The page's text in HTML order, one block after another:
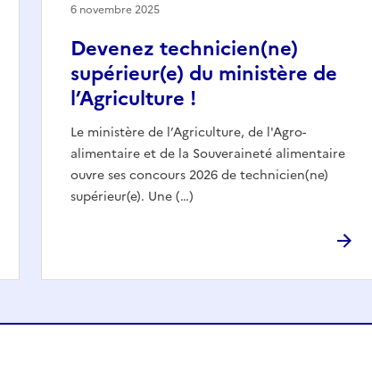
Devenez technicien(ne)
supérieur(e) du ministère de
l’Agriculture !
Le ministère de l’Agriculture, de l'Agro-
alimentaire et de la Souveraineté alimentaire
ouvre ses concours 2026 de technicien(ne)
supérieur(e). Une (…)
6 novembre 2025